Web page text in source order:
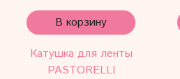
В корзину
Катушка для ленты
PASTORELLI